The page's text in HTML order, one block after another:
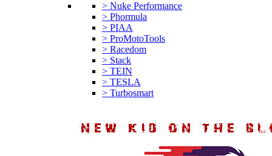
> Nuke Performance
> Phormula
> PIAA
> ProMotoTools
> Racedom
> Stack
> TEIN
> TESLA
> Turbosmart